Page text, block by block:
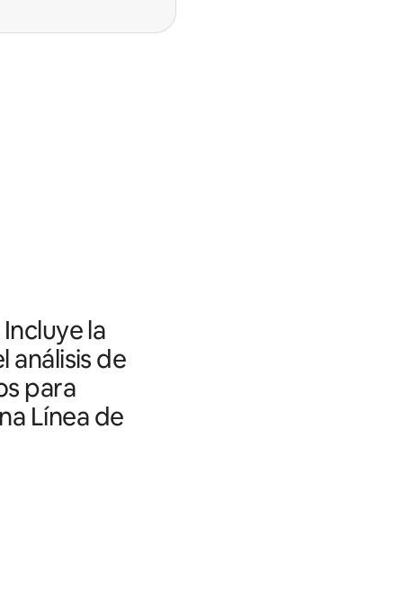
la
análisis de
para
Línea de